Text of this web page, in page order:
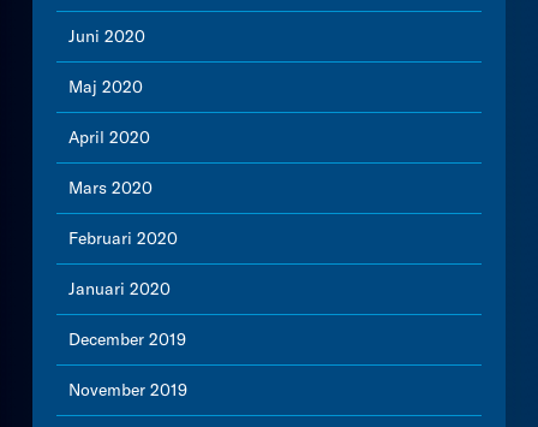
Juni 2020
Maj 2020
April 2020
Mars 2020
Februari 2020
Januari 2020
December 2019
November 2019